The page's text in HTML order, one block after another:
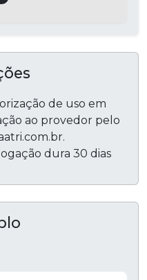
de uso em
ao provedor pelo
dura 30 dias